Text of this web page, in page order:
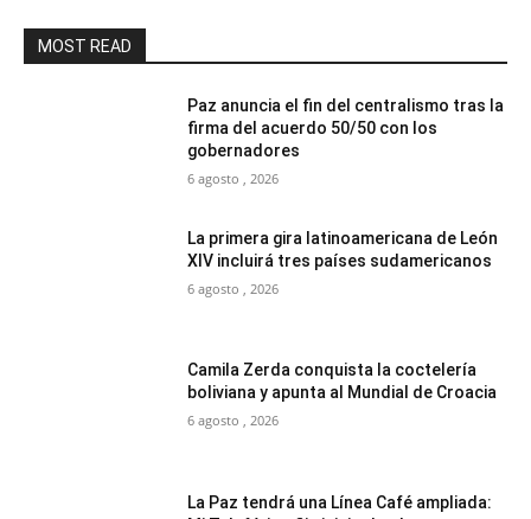
MOST READ
Paz anuncia el fin del centralismo tras la
firma del acuerdo 50/50 con los
gobernadores
6 agosto , 2026
La primera gira latinoamericana de León
XIV incluirá tres países sudamericanos
6 agosto , 2026
Camila Zerda conquista la coctelería
boliviana y apunta al Mundial de Croacia
6 agosto , 2026
La Paz tendrá una Línea Café ampliada: